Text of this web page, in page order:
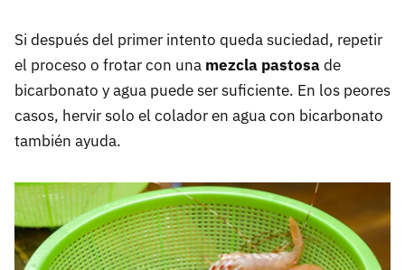
Si después del primer intento queda suciedad, repetir
el proceso o frotar con una mezcla pastosade
bicarbonato y agua puede ser suficiente. En los peores
casos, hervir solo el colador en agua con bicarbonato
también ayuda.